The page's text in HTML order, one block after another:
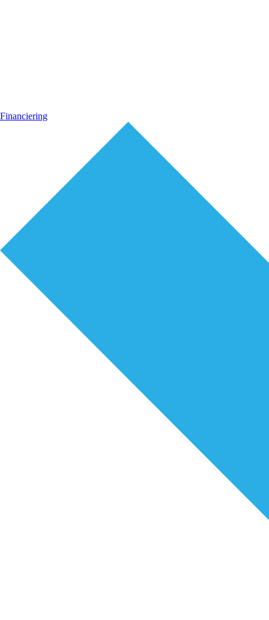
Financiering